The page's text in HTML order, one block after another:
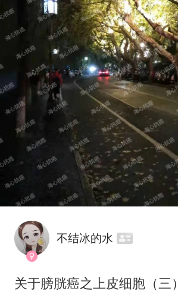
不结冰的水
关于膀胱癌之上皮细胞（三）